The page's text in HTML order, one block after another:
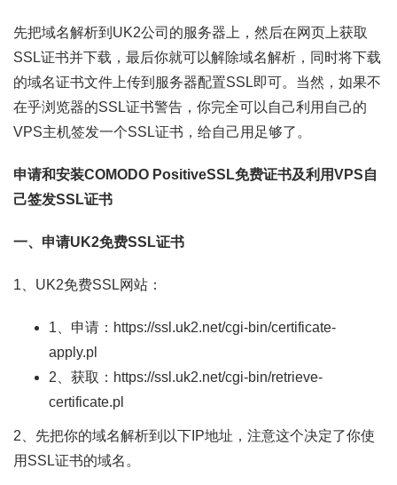
先把域名解析到UK2公司的服务器上，然后在网页上获取
SSL证书并下载，最后你就可以解除域名解析，同时将下载
的域名证书文件上传到服务器配置SSL即可。当然，如果不
在乎浏览器的SSL证书警告，你完全可以自己利用自己的
VPS主机签发一个SSL证书，给自己用足够了。
申请和安装COMODO PositiveSSL免费证书及利用VPS自
己签发SSL证书
一、申请UK2免费SSL证书
1、UK2免费SSL网站：
1、申请：https://ssl.uk2.net/cgi-bin/certificate-
apply.pl
2、获取：https://ssl.uk2.net/cgi-bin/retrieve-
certificate.pl
2、先把你的域名解析到以下IP地址，注意这个决定了你使
用SSL证书的域名。